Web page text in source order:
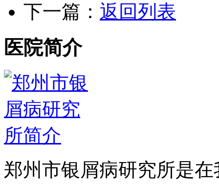
下一篇： 返回列表
医院简介
郑州市银屑病研究所是